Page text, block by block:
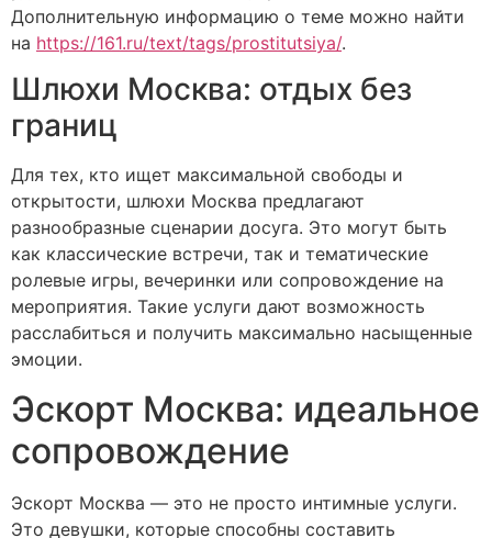
Дополнительную информацию о теме можно найти
на https://161.ru/text/tags/prostitutsiya/.
Шлюхи Москва: отдых без
границ
Для тех, кто ищет максимальной свободы и
открытости, шлюхи Москва предлагают
разнообразные сценарии досуга. Это могут быть
как классические встречи, так и тематические
ролевые игры, вечеринки или сопровождение на
мероприятия. Такие услуги дают возможность
расслабиться и получить максимально насыщенные
эмоции.
Эскорт Москва: идеальное
сопровождение
Эскорт Москва — это не просто интимные услуги.
Это девушки, которые способны составить